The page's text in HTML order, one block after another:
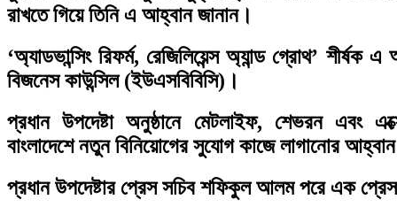
রাখতে গিয়ে তিনি এ আহ্বান জানান।
‘অ্যাডভান্সিং রিফর্ম, রেজিলিয়েন্স অ্যান্ড গ্রোথ’
বিজনেস কাউন্সিল (ইউএসবিবিসি)।
প্রধান উপদেষ্টা অনুষ্ঠানে মেটলাইফ, শেভরন এবং
বাংলাদেশে নতুন বিনিয়োগের সুযোগ কাজে লাগানোর
প্রধান উপদেষ্টার প্রেস সচিব শফিকুল আলম পরে এক প্রেস